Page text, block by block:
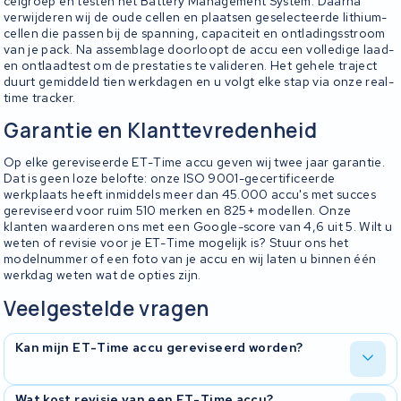
verwijderen wij de oude cellen en plaatsen geselecteerde lithium-
cellen die passen bij de spanning, capaciteit en ontladingsstroom
van je pack. Na assemblage doorloopt de accu een volledige laad-
en ontlaadtest om de prestaties te valideren. Het gehele traject
duurt gemiddeld tien werkdagen en u volgt elke stap via onze real-
time tracker.
Garantie en Klanttevredenheid
Op elke gereviseerde ET-Time accu geven wij twee jaar garantie.
Dat is geen loze belofte: onze ISO 9001-gecertificeerde
werkplaats heeft inmiddels meer dan 45.000 accu's met succes
gereviseerd voor ruim 510 merken en 825+ modellen. Onze
klanten waarderen ons met een Google-score van 4,6 uit 5. Wilt u
weten of revisie voor je ET-Time mogelijk is? Stuur ons het
modelnummer of een foto van je accu en wij laten u binnen één
werkdag weten wat de opties zijn.
Veelgestelde vragen
Kan mijn ET-Time accu gereviseerd worden?